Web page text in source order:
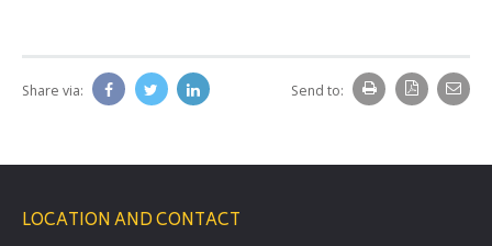
Share via: Send to:
LOCATION AND CONTACT